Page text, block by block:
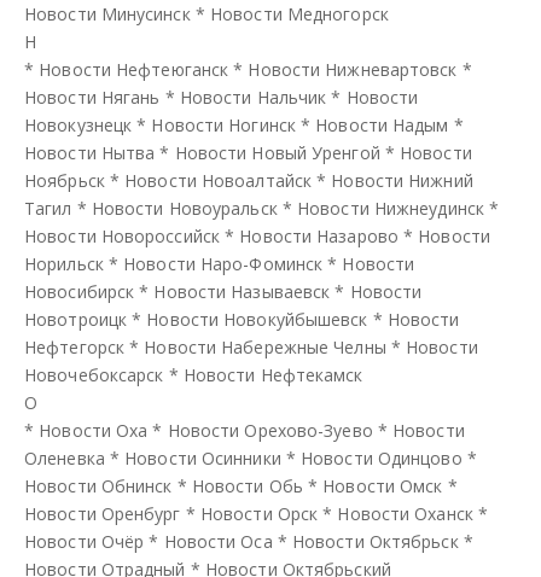
Новости Минусинск * Новости Медногорск
Н
* Новости Нефтеюганск * Новости Нижневартовск *
Новости Нягань * Новости Нальчик * Новости
Новокузнецк * Новости Ногинск * Новости Надым *
Новости Нытва * Новости Новый Уренгой * Новости
Ноябрьск * Новости Новоалтайск * Новости Нижний
Тагил * Новости Новоуральск * Новости Нижнеудинск *
Новости Новороссийск * Новости Назарово * Новости
Норильск * Новости Наро-Фоминск * Новости
Новосибирск * Новости Называевск * Новости
Новотроицк * Новости Новокуйбышевск * Новости
Нефтегорск * Новости Набережные Челны * Новости
Новочебоксарск * Новости Нефтекамск
О
* Новости Оха * Новости Орехово-Зуево * Новости
Оленевка * Новости Осинники * Новости Одинцово *
Новости Обнинск * Новости Обь * Новости Омск *
Новости Оренбург * Новости Орск * Новости Оханск *
Новости Очёр * Новости Оса * Новости Октябрьск *
Новости Отрадный * Новости Октябрьский